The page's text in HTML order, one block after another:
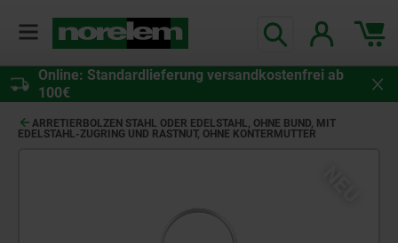
Online: Standardlieferung versandkostenfrei ab
100€
ARRETIERBOLZEN STAHL ODER EDELSTAHL, OHNE BUND, MIT
EDELSTAHL-ZUGRING UND RASTNUT, OHNE KONTERMUTTER